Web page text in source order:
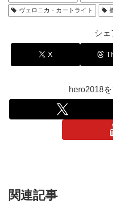
ヴェロニカ・カートライト
シェ
X
hero2018
関連記事